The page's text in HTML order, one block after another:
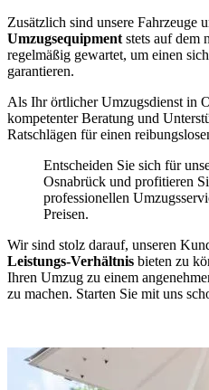
Zusätzlich sind unsere Fahrzeuge
Umzugsequipment stets auf dem
regelmäßig gewartet, um einen
garantieren.
Als Ihr örtlicher Umzugsdienst in
kompetenter Beratung und
Ratschlägen für einen
Entscheiden Sie sich für
Osnabrück und profitieren
professionellen
Preisen.
Wir sind stolz darauf, unseren
Leistungs-Verhältnis bieten zu
Ihren Umzug zu einem
zu machen. Starten Sie mit uns